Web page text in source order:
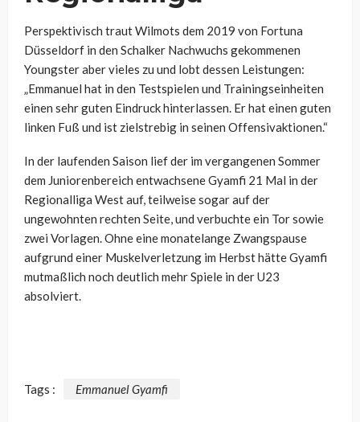
Perspektivisch traut Wilmots dem 2019 von Fortuna
Düsseldorf in den Schalker Nachwuchs gekommenen
Youngster aber vieles zu und lobt dessen Leistungen:
„Emmanuel hat in den Testspielen und Trainingseinheiten
einen sehr guten Eindruck hinterlassen. Er hat einen guten
linken Fuß und ist zielstrebig in seinen Offensivaktionen.“
In der laufenden Saison lief der im vergangenen Sommer
dem Juniorenbereich entwachsene Gyamfi 21 Mal in der
Regionalliga West auf, teilweise sogar auf der
ungewohnten rechten Seite, und verbuchte ein Tor sowie
zwei Vorlagen. Ohne eine monatelange Zwangspause
aufgrund einer Muskelverletzung im Herbst hätte Gyamfi
mutmaßlich noch deutlich mehr Spiele in der U23
absolviert.
Tags : Emmanuel Gyamfi